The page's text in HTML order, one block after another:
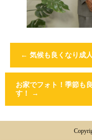
← 気候も良くなり成
お家でフォト！季節も
す！
→